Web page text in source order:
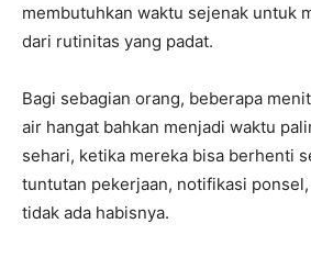
membutuhkan waktu sejenak untuk
dari rutinitas yang padat.
Bagi sebagian orang, beberapa
air hangat bahkan menjadi waktu
sehari, ketika mereka bisa berhenti
tuntutan pekerjaan, notifikasi
tidak ada habisnya.